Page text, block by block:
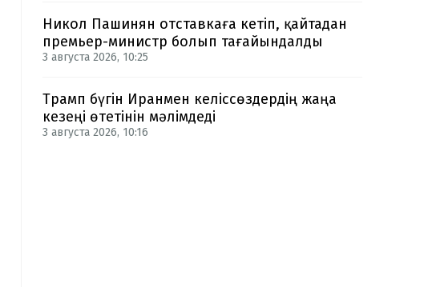
Никол Пашинян отставкаға кетіп, қайтадан
премьер-министр болып тағайындалды
3 августа 2026, 10:25
Трамп бүгін Иранмен келіссөздердің жаңа
кезеңі өтетінін мәлімдеді
3 августа 2026, 10:16